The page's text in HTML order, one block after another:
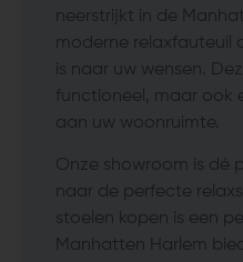
neerstrijkt in de
moderne relaxfauteuil
is naar uw wensen.
functioneel, maar ook
aan uw woonruimte.
Onze showroom is dé
naar de perfecte
stoelen kopen is een
Manhatten Harlem